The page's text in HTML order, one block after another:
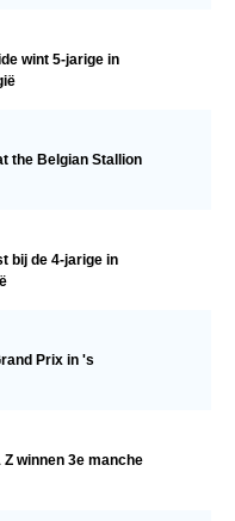
wint 5-jarige in
the Belgian Stallion
bij de 4-jarige in
Prix in 's
winnen 3e manche